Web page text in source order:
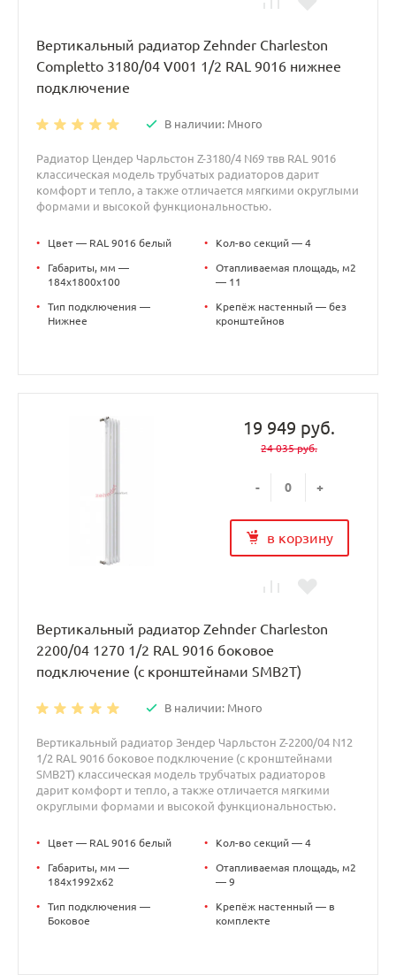
Вертикальный радиатор Zehnder Charleston
Completto 3180/04 V001 1/2 RAL 9016 нижнее
подключение
В наличии: Много
Радиатор Цендер Чарльстон Z-3180/4 N69 твв RAL 9016
классическая модель трубчатых радиаторов дарит
комфорт и тепло, а также отличается мягкими округлыми
формами и высокой функциональностью.
• Цвет — RAL 9016 белый
•
Габариты, мм —
184x1800x100
•
Тип подключения —
Нижнее
• Кол-во секций — 4
•
Отапливаемая площадь, м2
— 11
•
Крепёж настенный — без
кронштейнов
19 949 руб.
24 035 руб.
- +
в корзину
Вертикальный радиатор Zehnder Charleston
2200/04 1270 1/2 RAL 9016 боковое
подключение (с кронштейнами SMB2T)
В наличии: Много
Вертикальный радиатор Зендер Чарльстон Z-2200/04 N12
1/2 RAL 9016 боковое подключение (с кронштейнами
SMB2T) классическая модель трубчатых радиаторов
дарит комфорт и тепло, а также отличается мягкими
округлыми формами и высокой функциональностью.
• Цвет — RAL 9016 белый
•
Габариты, мм —
184x1992x62
•
Тип подключения —
Боковое
• Кол-во секций — 4
•
Отапливаемая площадь, м2
— 9
•
Крепёж настенный — в
комплекте